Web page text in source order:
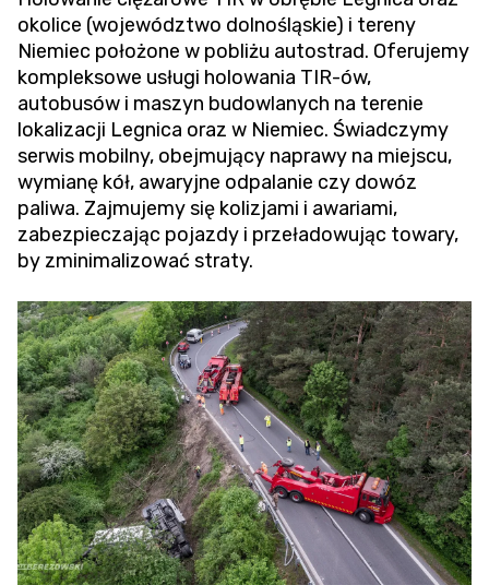
okolice (województwo dolnośląskie) i tereny
Niemiec położone w pobliżu autostrad. Oferujemy
kompleksowe usługi holowania TIR-ów,
autobusów i maszyn budowlanych na terenie
lokalizacji Legnica oraz w Niemiec. Świadczymy
serwis mobilny, obejmujący naprawy na miejscu,
wymianę kół, awaryjne odpalanie czy dowóz
paliwa. Zajmujemy się kolizjami i awariami,
zabezpieczając pojazdy i przeładowując towary,
by zminimalizować straty.